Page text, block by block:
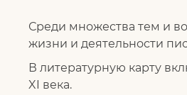
Среди множества тем и
жизни и деятельности
В литературную карту
XI века.